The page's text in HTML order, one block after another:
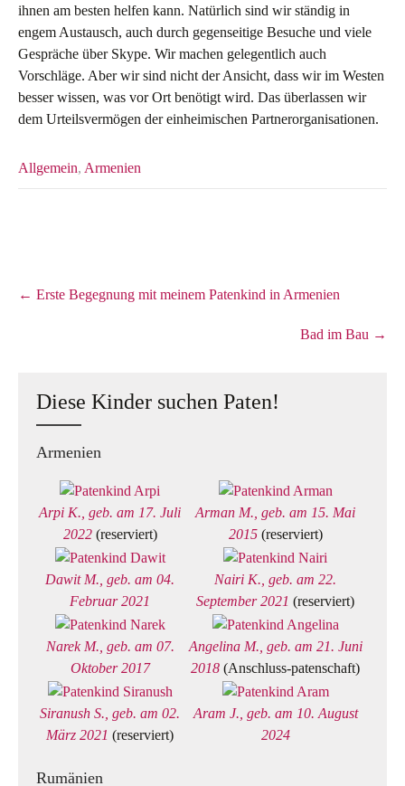
ihnen am besten helfen kann. Natürlich sind wir ständig in
engem Austausch, auch durch gegenseitige Besuche und viele
Gespräche über Skype. Wir machen gelegentlich auch
Vorschläge. Aber wir sind nicht der Ansicht, dass wir im Westen
besser wissen, was vor Ort benötigt wird. Das überlassen wir
dem Urteilsvermögen der einheimischen Partnerorganisationen.
Allgemein, Armenien
Post
navigation
← Erste Begegnung mit meinem Patenkind in Armenien
Bad im Bau →
Diese Kinder suchen Paten!
Armenien
Arpi K., geb. am 17. Juli
2022(reserviert)
Arman M., geb. am 15. Mai
2015(reserviert)
Dawit M., geb. am 04.
Februar 2021
Nairi K., geb. am 22.
September 2021 (reserviert)
Narek M., geb. am 07.
Oktober 2017
Angelina M., geb. am 21. Juni
2018 (Anschluss-patenschaft)
Siranush S., geb. am 02.
März 2021 (reserviert)
Aram J., geb. am 10. August
2024
Rumänien